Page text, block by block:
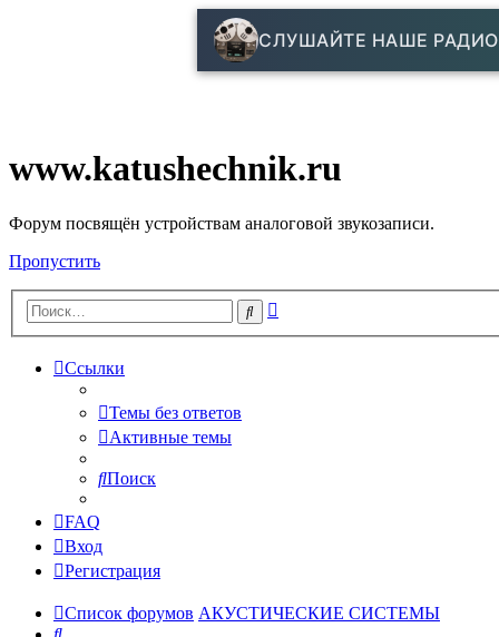
СЛУШАЙТЕ НАШЕ РАДИО
www.katushechnik.ru
Форум посвящён устройствам аналоговой звукозаписи.
Пропустить
Поиск
Ссылки
Темы без ответов
Активные темы
Поиск
FAQ
Вход
Регистрация
Список форумов АКУСТИЧЕСКИЕ СИСТЕМЫ